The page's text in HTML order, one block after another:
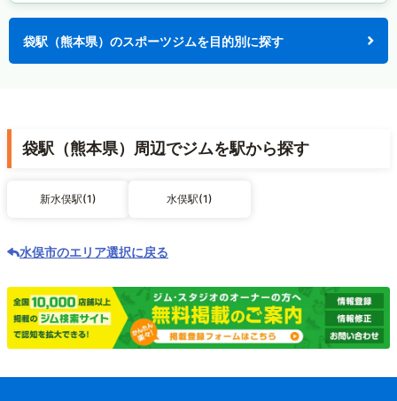
袋駅（熊本県）のスポーツジムを目的別に探す
袋駅（熊本県）周辺でジムを駅から探す
新水俣駅(1) 水俣駅(1)
水俣市のエリア選択に戻る